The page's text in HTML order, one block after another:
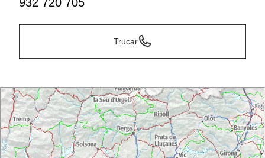
Trucar